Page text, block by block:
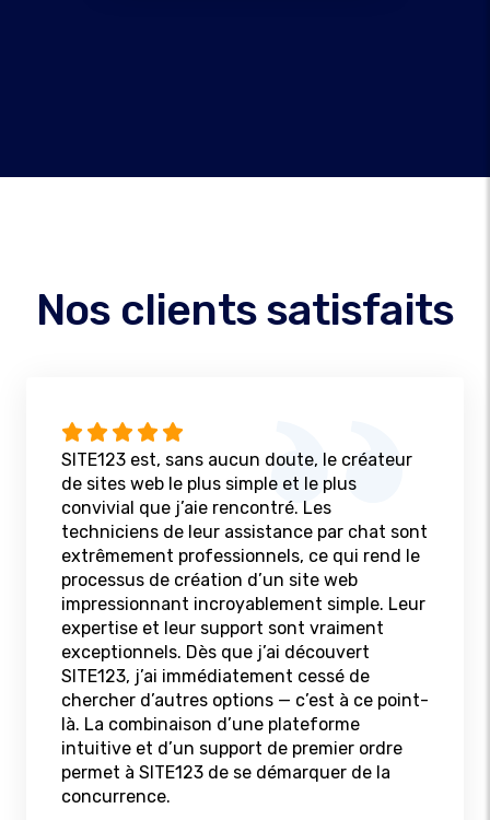
Nos clients satisfaits
SITE123 est, sans aucun doute, le créateur
de sites web le plus simple et le plus
convivial que j’aie rencontré. Les
techniciens de leur assistance par chat sont
extrêmement professionnels, ce qui rend le
processus de création d’un site web
impressionnant incroyablement simple. Leur
expertise et leur support sont vraiment
exceptionnels. Dès que j’ai découvert
SITE123, j’ai immédiatement cessé de
chercher d’autres options — c’est à ce point-
là. La combinaison d’une plateforme
intuitive et d’un support de premier ordre
permet à SITE123 de se démarquer de la
concurrence.